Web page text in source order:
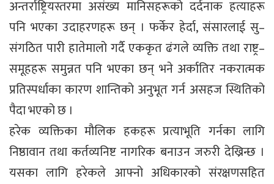
अन्तर्राष्ट्रियस्तरमा असंख्य मानिसहरूको दर्दनाक हत्याहरू
पनि भएका उदाहरणहरू छन् । फर्केर हेर्दा, संसारलाई सु–
संगठित पारी हातेमालो गर्दै एककृत ढंगले व्यक्ति तथा राष्ट्र–
समूहहरू समुन्नत पनि भएका छन् भने अर्कातिर नकरात्मक
प्रतिस्पर्धाका कारण शान्तिको अनुभूत गर्न असहज स्थितिको
पैदा भएको छ ।
हरेक व्यक्तिका मौलिक हकहरू प्रत्याभूति गर्नका लागि
निष्ठावान तथा कर्तव्यनिष्ट नागरिक बनाउन जरुरी देख्रिन्छ ।
यसका लागि हरेकले आफ्नो अधिकारको संरक्षणसहित